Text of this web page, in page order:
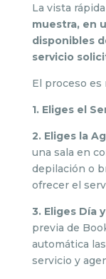
La vista
muestra, en
disponibles
servicio
El proceso es
1. Eliges el
2. Eliges la
una sala en
depilación o
ofrecer el
3. Eliges Día
previa de
automática
servicio y